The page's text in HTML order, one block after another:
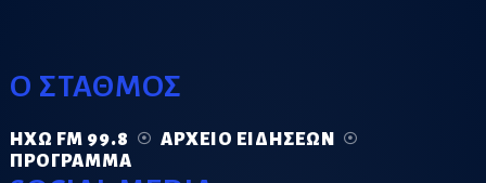
Ο ΣΤΑΘΜΟΣ
ΗΧΏ FM 99.8
ΑΡΧΕΊΟ ΕΙΔΉΣΕΩΝ
ΠΡΌΓΡΑΜΜΑ